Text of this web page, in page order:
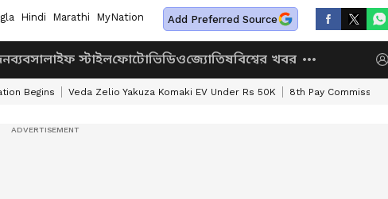
Hindi Marathi MyNation Add Preferred Source
ব্যবসালাইফ স্টাইলফোটোভিডিওজ্যোতিষবিশ্বের খবর
Begins Veda Zelio Yakuza Komaki EV Under Rs 50K 8th Pay Commission